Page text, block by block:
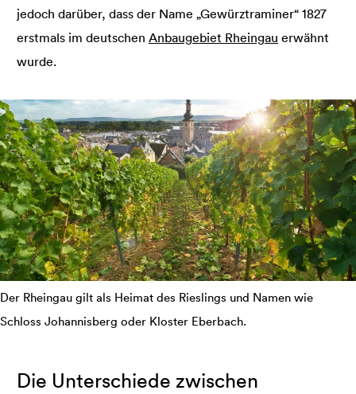
jedoch darüber, dass der Name „Gewürztraminer“ 1827
erstmals im deutschen Anbaugebiet Rheingau erwähnt
wurde.
Der Rheingau gilt als Heimat des Rieslings und Namen wie
Schloss Johannisberg oder Kloster Eberbach.
Die Unterschiede zwischen